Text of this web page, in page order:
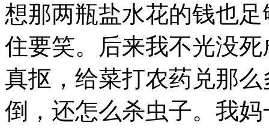
想那两瓶盐水花的钱也
住要笑。后来我不光没
真抠，给菜打农药兑那
倒，还怎么杀虫子。我